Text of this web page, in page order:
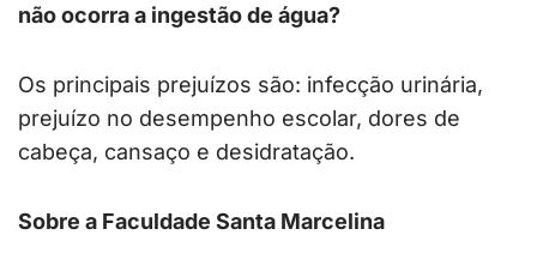
não ocorra a ingestão de água?
Os principais prejuízos são: infecção urinária,
prejuízo no desempenho escolar, dores de
cabeça, cansaço e desidratação.
Sobre a Faculdade Santa Marcelina